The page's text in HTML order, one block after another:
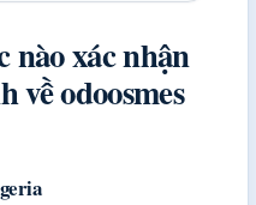
nào xác nhận
về odoosmes